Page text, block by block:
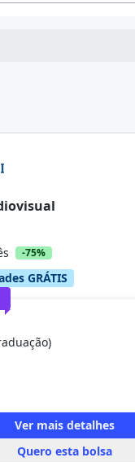
-75%
GRÁTIS
Ver mais detalhes
Quero esta bolsa